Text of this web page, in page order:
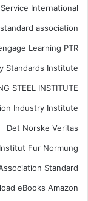
International
association
Learning PTR
Standards Institute
STEEL INSTITUTE
Industry Institute
Det Norske Veritas
Fur Normung
Standard
eBooks Amazon